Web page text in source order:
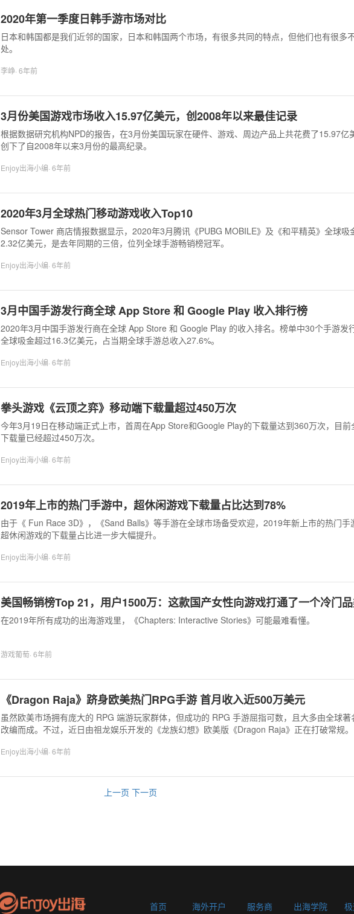
2020年第一季度日韩手游市场对比
日本和韩国都是我们近邻的国家，日本和韩国两个市场，有很多共同的特点，但他们也有很多
处。
李峥· 6年前
3月份美国游戏市场收入15.97亿美元，创2008年以来最佳记录
根据数据研究机构NPD的报告，在3月份美国玩家在硬件、游戏、周边产品上共花费了15.97亿
创下了自2008年以来3月份的最高纪录。
Enjoy出海小编· 6年前
2020年3月全球热门移动游戏收入Top10
Sensor Tower 商店情报数据显示，2020年3月腾讯《PUBG MOBILE》及《和平精英》全球吸
2.32亿美元，是去年同期的三倍，位列全球手游畅销榜冠军。
Enjoy出海小编· 6年前
3月中国手游发行商全球 App Store 和 Google Play 收入排行榜
2020年3月中国手游发行商在全球 App Store 和 Google Play 的收入排名。榜单中30个手游发
全球吸金超过16.3亿美元，占当期全球手游总收入27.6%。
Enjoy出海小编· 6年前
拳头游戏《云顶之弈》移动端下载量超过450万次
今年3月19日在移动端正式上市，首周在App Store和Google Play的下载量达到360万次，目前
下载量已经超过450万次。
Enjoy出海小编· 6年前
2019年上市的热门手游中，超休闲游戏下载量占比达到78%
由于《 Fun Race 3D》，《Sand Balls》等手游在全球市场备受欢迎，2019年新上市的热门手
超休闲游戏的下载量占比进一步大幅提升。
Enjoy出海小编· 6年前
美国畅销榜Top 21，用户1500万：这款国产女性向游戏打通了一个冷门
在2019年所有成功的出海游戏里，《Chapters: Interactive Stories》可能最难看懂。
游戏葡萄· 6年前
《Dragon Raja》跻身欧美热门RPG手游 首月收入近500万美元
虽然欧美市场拥有庞大的 RPG 端游玩家群体，但成功的 RPG 手游屈指可数，且大多由全球著
改编而成。不过，近日由祖龙娱乐开发的《龙族幻想》欧美版《Dragon Raja》正在打破常规。
Enjoy出海小编· 6年前
上一页 下一页
首页 海外开户 服务商 出海学院